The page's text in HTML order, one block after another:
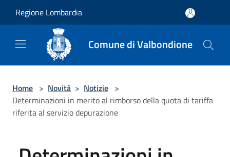
Regione Lombardia
Comune di Valbondione
Home > Novità > Notizie >
Determinazioni in merito al rimborso della quota di tariffa
riferita al servizio depurazione